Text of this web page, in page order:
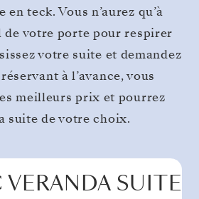
teck. Vous n’aurez qu’à
votre porte pour respirer
votre suite et demandez
à l’avance, vous
meilleurs prix et pourrez
suite de votre choix.
VERANDA SUITE